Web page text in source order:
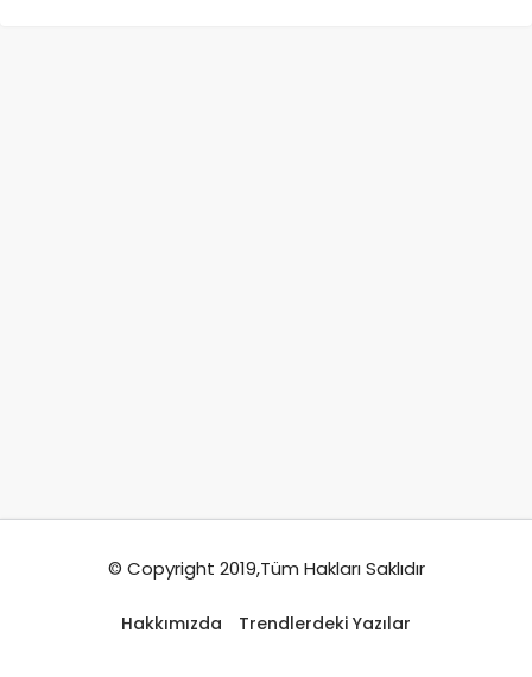
© Copyright 2019,Tüm Hakları Saklıdır
Hakkımızda Trendlerdeki Yazılar